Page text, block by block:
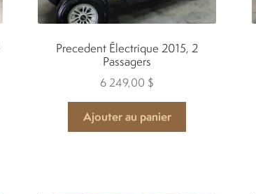
Precedent Électrique 2015, 2
Passagers
6 249,00 $
Ajouter au panier